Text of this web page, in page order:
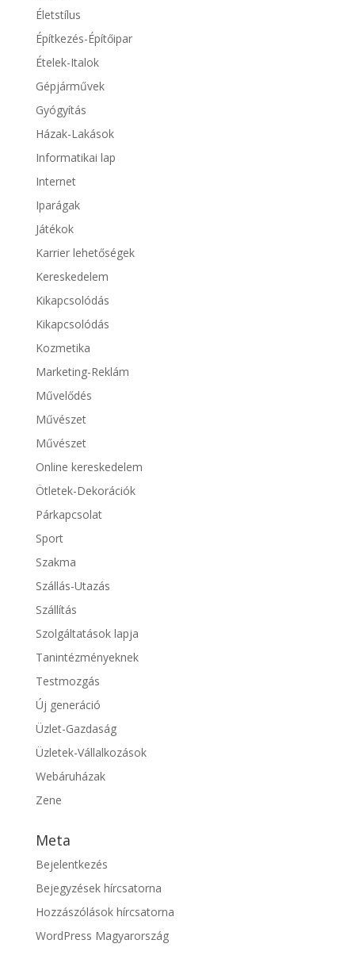
Életstílus
Építkezés-Építőipar
Ételek-Italok
Gépjárművek
Gyógyítás
Házak-Lakások
Informatikai lap
Internet
Iparágak
Játékok
Karrier lehetőségek
Kereskedelem
Kikapcsolódás
Kikapcsolódás
Kozmetika
Marketing-Reklám
Művelődés
Művészet
Művészet
Online kereskedelem
Ötletek-Dekorációk
Párkapcsolat
Sport
Szakma
Szállás-Utazás
Szállítás
Szolgáltatások lapja
Tanintézményeknek
Testmozgás
Új generáció
Üzlet-Gazdaság
Üzletek-Vállalkozások
Webáruházak
Zene
Meta
Bejelentkezés
Bejegyzések hírcsatorna
Hozzászólások hírcsatorna
WordPress Magyarország